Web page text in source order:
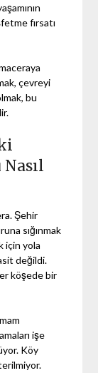
fırsatı
çevreyi
bu
Şehir
sığınmak
için yola
değildi.
köşede bir
işe
Köy